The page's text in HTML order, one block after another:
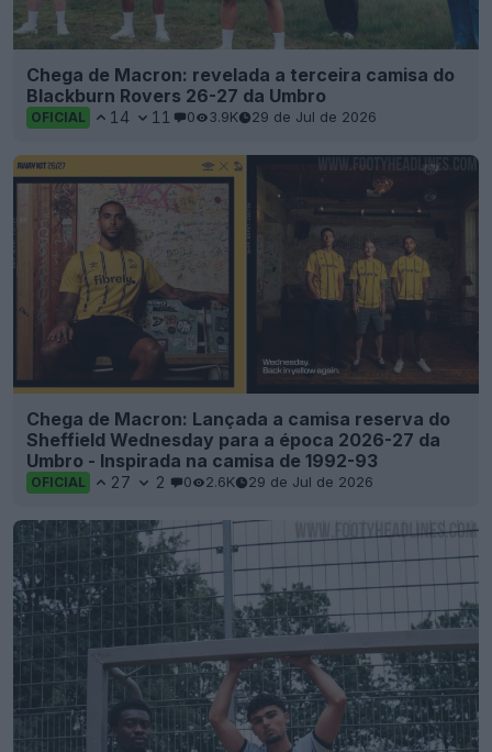
Chega de Macron: revelada a terceira camisa do
Blackburn Rovers 26-27 da Umbro
OFICIAL 14 11 0 3.9K 29 de Jul de 2026
Chega de Macron: Lançada a camisa reserva do
Sheffield Wednesday para a época 2026-27 da
Umbro - Inspirada na camisa de 1992-93
OFICIAL 27 2 0 2.6K 29 de Jul de 2026